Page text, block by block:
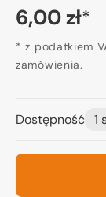
Cena
6,00 zł*
* z podatkiem
zamówienia.
Dostępność 1